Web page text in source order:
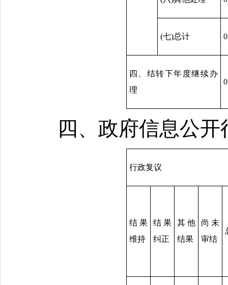
(七)总计 0
四、结转下年度继续办
理
0
四、政府信息公
行政复议
结果
维持
结果
纠正
其他
结果
尚未
审结